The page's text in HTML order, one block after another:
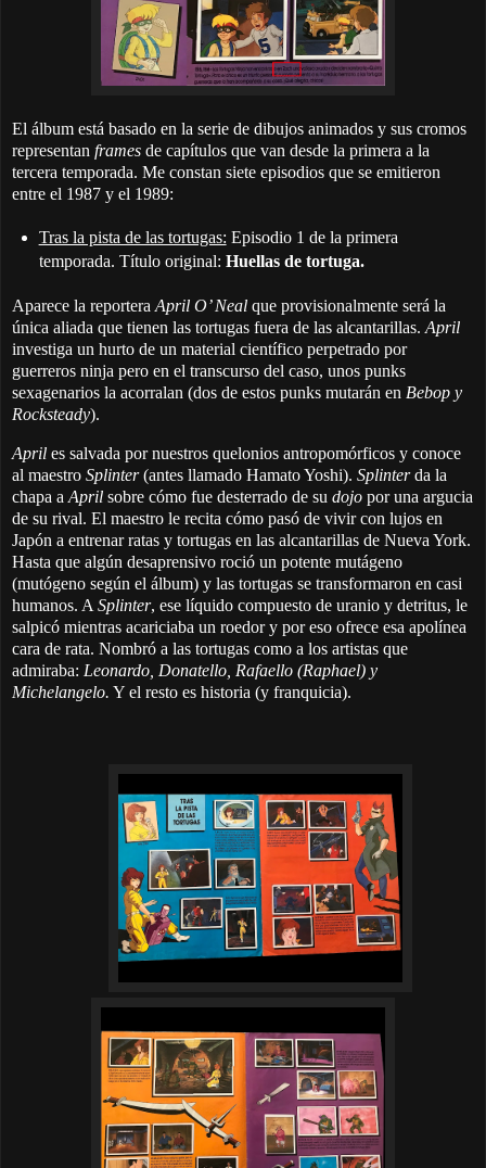
El álbum está basado en la serie de dibujos animados y sus cromos
representan frames de capítulos que van desde la primera a la
tercera temporada. Me constan siete episodios que se emitieron
entre el 1987 y el 1989:
Tras la pista de las tortugas: Episodio 1 de la primera
temporada. Título original: Huellas de tortuga.
Aparece la reportera April O’ Neal que provisionalmente será la
única aliada que tienen las tortugas fuera de las alcantarillas. April
investiga un hurto de un material científico perpetrado por
guerreros ninja pero en el transcurso del caso, unos punks
sexagenarios la acorralan (dos de estos punks mutarán en Bebop y
Rocksteady).
April es salvada por nuestros quelonios antropomórficos y conoce
al maestro Splinter(antes llamado Hamato Yoshi). Splinterda la
chapa a April sobre cómo fue desterrado de su dojo por una argucia
de su rival. El maestro le recita cómo pasó de vivir con lujos en
Japón a entrenar ratas y tortugas en las alcantarillas de Nueva York.
Hasta que algún desaprensivo roció un potente mutágeno
(mutógeno según el álbum) y las tortugas se transformaron en casi
humanos. A Splinter, ese líquido compuesto de uranio y detritus, le
salpicó mientras acariciaba un roedor y por eso ofrece esa apolínea
cara de rata. Nombró a las tortugas como a los artistas que
admiraba: Leonardo, Donatello, Rafaello (Raphael) y
Michelangelo. Y el resto es historia (y franquicia).